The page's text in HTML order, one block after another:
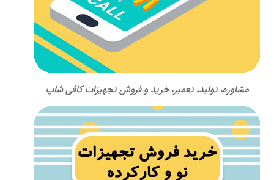
مشاوره، تولید، تعمیر، خرید و فروش تجهیزات کافی شاپ